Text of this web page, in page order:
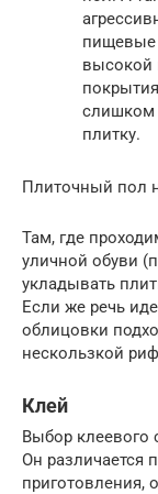
пищевые
высокой
слишком
плитку.
Плиточный пол
Там, где
уличной обуви
укладывать
Если же речь
облицовки
нескользкой
Клей
Выбор клеевого
Он различается
приготовления,